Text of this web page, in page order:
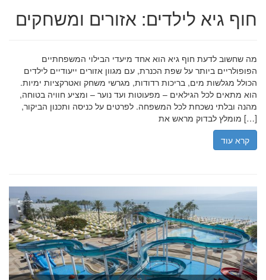
חוף גיא לילדים: אזורים ומשחקים
מה שחשוב לדעת חוף גיא הוא אחד מיעדי הבילוי המשפחתיים
הפופולריים ביותר על שפת הכנרת, עם מגוון אזורים ייעודיים לילדים
הכולל מגלשות מים, בריכות רדודות, מגרשי משחק ואטרקציות ימיות.
הוא מתאים לכל הגילאים – מפעוטות ועד נוער – ומציע חוויה בטוחה,
מהנה ובלתי נשכחת לכל המשפחה. לפרטים על כניסה ותכנון הביקור,
מומלץ לבדוק מראש את […]
קרא עוד